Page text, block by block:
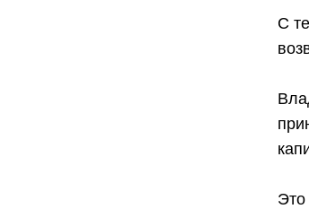
С
Это